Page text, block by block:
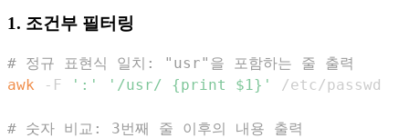
1. 조건부 필터링
# 정규 표현식 일치: "usr"을 포함하는 줄 출력
awk -F ':' '/usr/ {print $1}'
# 숫자 비교: 3번째 줄 이후의 내용 출력